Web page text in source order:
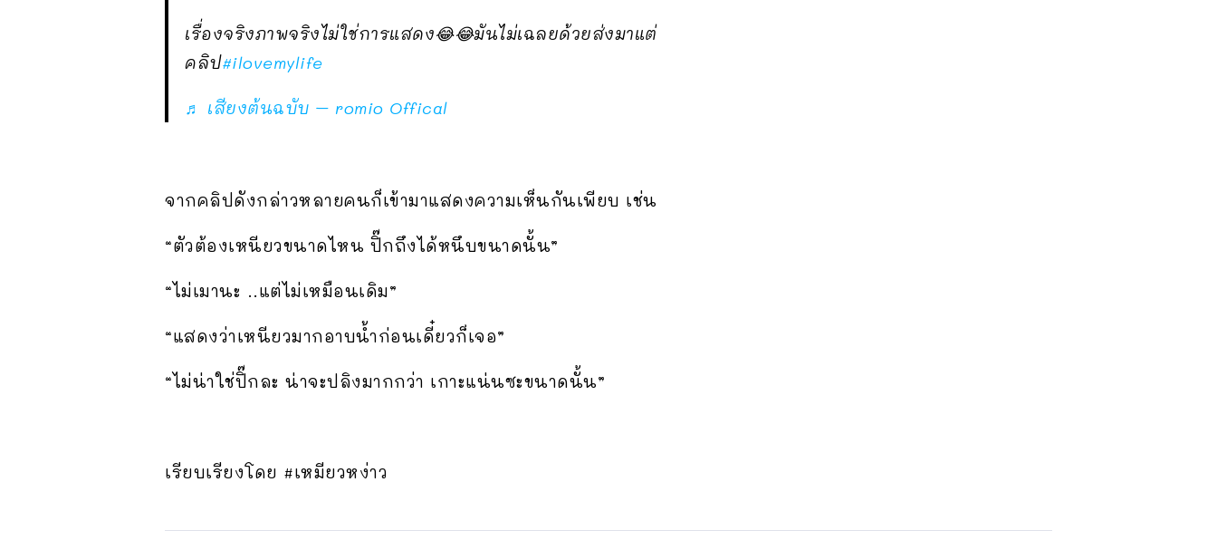
เรื่องจริงภาพจริงไม่ใช่การแสดง😂😂มันไม่เฉลยด้วย​ส่งมาแต่
คลิป#ilovemylife
♬ เสียงต้นฉบับ – romio Offical
จากคลิปดังกล่าวหลายคนก็เข้ามาแสดงความเห็นกันเพียบ เช่น
“ตัวต้องเหนียวขนาดไหน ปิ๊กถึงได้หนึบขนาดนั้น”
“ไม่เมานะ ..แต่ไม่เหมือนเดิม”
“แสดงว่าเหนียวมากอาบน้ำก่อนเดี๋ยวก็เจอ”
“ไม่น่าใช่ปิ๊กละ น่าจะปลิงมากกว่า เกาะแน่นซะขนาดนั้น”
เรียบเรียงโดย #เหมียวหง่าว